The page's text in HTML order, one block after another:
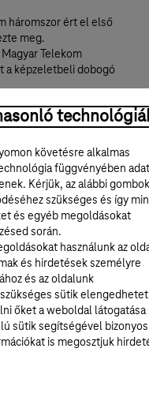
háromszor ért el első
meg.
Telekom
a képzeletbeli dobogó
kiváló minősége
minősítések
Telekom ezúttal
lett listavezető az
ben második
chipek") közül a
amely 2006-hoz
tekintve a
évben látott, a
csak
követésre alkalmas
függvényében
Kérjük, az alábbi
szükséges és így
és egyéb megoldásokat
során.
használunk az
és hirdetések személyre
és az oldalunk
sütik
őket a weboldal látogatása
sütik segítségével bizonyos
is megosztjuk